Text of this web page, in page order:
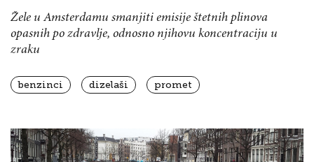
Žele u Amsterdamu smanjiti emisije štetnih plinova
opasnih po zdravlje, odnosno njihovu koncentraciju u
zraku
benzinci dizelaši promet